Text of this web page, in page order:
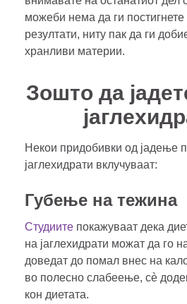
можеби нема да ги постигнете
резултати, ниту пак да ги
хранливи материи.
Зошто да
Некои придобивки од јадење
јаглехидрати вклучуваат:
Губење на тежина
Студиите покажуваат дека
на јаглехидрати можат да го
доведат до помал внес на
во полесно слабеење, сè
кон диетата.